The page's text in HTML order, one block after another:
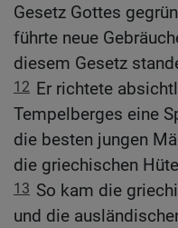
Gesetz Gottes
führte neue
diesem Gesetz
12 Er richtete
Tempelberges eine
die besten jungen
die griechischen
13 So kam die
und die